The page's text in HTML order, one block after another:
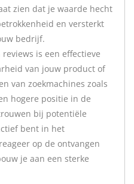
zien dat je waarde hecht
en versterkt
bedrijf.
is een effectieve
van jouw product of
van zoekmachines zoals
hogere positie in de
bij potentiële
bent in het
op de ontvangen
je aan een sterke